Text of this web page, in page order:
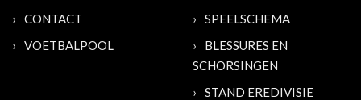
CONTACT
VOETBALPOOL
SPEELSCHEMA
BLESSURES EN
SCHORSINGEN
STAND EREDIVISIE